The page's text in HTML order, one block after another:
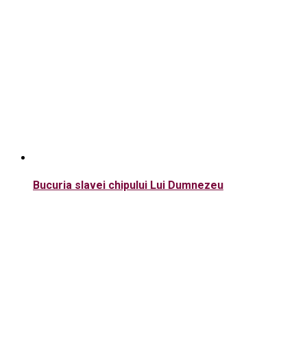
Bucuria slavei chipului Lui Dumnezeu